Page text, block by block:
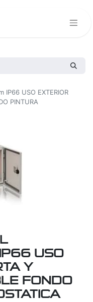
IP66 USO EXTERIOR
PINTURA
USO
Y
FONDO